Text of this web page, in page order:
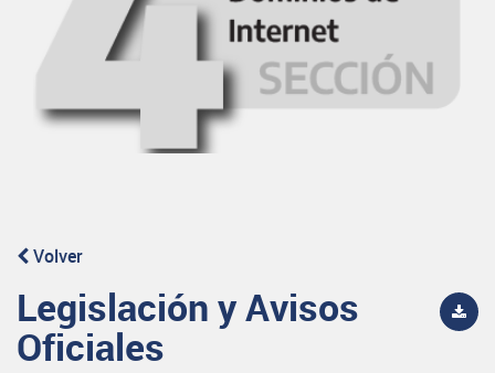
Volver
Legislación y Avisos
Oficiales